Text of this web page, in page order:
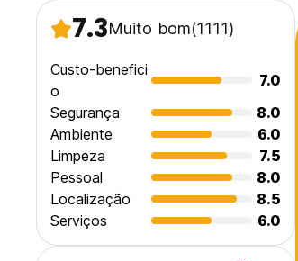
7.3Muito bom(1111)
Custo-benefici
o
7.0
Segurança
8.0
Ambiente
6.0
Limpeza
7.5
Pessoal
8.0
Localização
8.5
Serviços
6.0